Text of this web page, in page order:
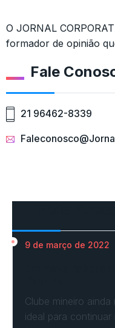
O JORNAL
formador de opinião
Fale
21 96462-8339
9 de março de 2022
Clube mineiro
ideal para